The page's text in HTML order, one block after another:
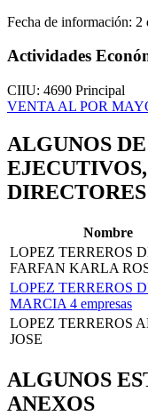
Fecha de información: 2
Actividades
CIIU: 4690 Principal
VENTA AL POR
ALGUNOS
DIRECTORES
Nombre
LOPEZ TERREROS
FARFAN KARLA
LOPEZ TERREROS
MARCIA 4 empresas
LOPEZ TERREROS
JOSE
ALGUNOS
ANEXOS